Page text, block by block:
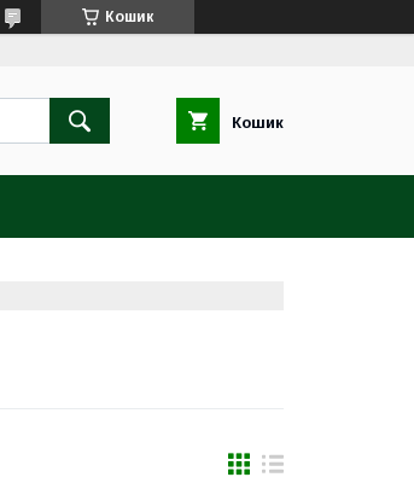
Кошик
Кошик